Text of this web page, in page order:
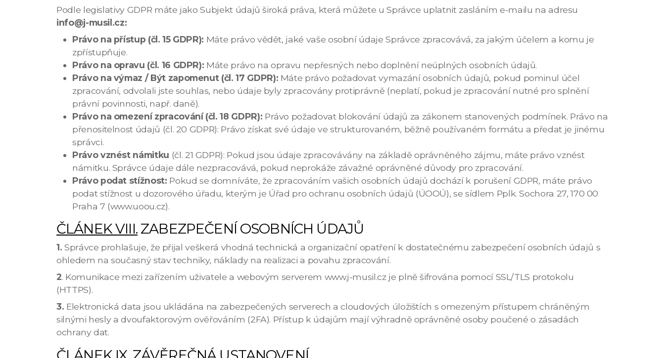
Podle legislativy GDPR máte jako Subjekt údajů široká práva, která můžete u Správce uplatnit zasláním e-mailu na adresu
info@j-musil.cz:
Právo na přístup (čl. 15 GDPR): Máte právo vědět, jaké vaše osobní údaje Správce zpracovává, za jakým účelem a komu je
zpřístupňuje.
Právo na opravu (čl. 16 GDPR): Máte právo na opravu nepřesných nebo doplnění neúplných osobních údajů.
Právo na výmaz / Být zapomenut (čl. 17 GDPR): Máte právo požadovat vymazání osobních údajů, pokud pominul účel
zpracování, odvolali jste souhlas, nebo údaje byly zpracovány protiprávně (neplatí, pokud je zpracování nutné pro splnění
právní povinnosti, např. daně).
Právo na omezení zpracování (čl. 18 GDPR): Právo požadovat blokování údajů za zákonem stanovených podmínek. Právo na
přenositelnost údajů (čl. 20 GDPR): Právo získat své údaje ve strukturovaném, běžně používaném formátu a předat je jinému
správci.
Právo vznést námitku (čl. 21 GDPR): Pokud jsou údaje zpracovávány na základě oprávněného zájmu, máte právo vznést
námitku. Správce údaje dále nezpracovává, pokud neprokáže závažné oprávněné důvody pro zpracování.
Právo podat stížnost: Pokud se domníváte, že zpracováním vašich osobních údajů dochází k porušení GDPR, máte právo
podat stížnost u dozorového úřadu, kterým je Úřad pro ochranu osobních údajů (ÚOOÚ), se sídlem Pplk. Sochora 27, 170 00
Praha 7 (www.uoou.cz).
ČLÁNEK VIII.ZABEZPEČENÍ OSOBNÍCH ÚDAJŮ
1. Správce prohlašuje, že přijal veškerá vhodná technická a organizační opatření k dostatečnému zabezpečení osobních údajů s
ohledem na současný stav techniky, náklady na realizaci a povahu zpracování.
2. Komunikace mezi zařízením uživatele a webovým serverem www.j-musil.cz je plně šifrována pomocí SSL/TLS protokolu
(HTTPS).
3. Elektronická data jsou ukládána na zabezpečených serverech a cloudových úložištích s omezeným přístupem chráněným
silnými hesly a dvoufaktorovým ověřováním (2FA). Přístup k údajům mají výhradně oprávněné osoby poučené o zásadách
ochrany dat.